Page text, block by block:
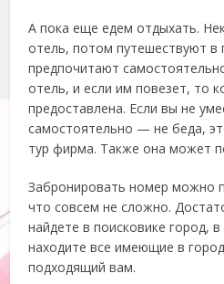
А пока еще едем отдыхать.
отель, потом путешествуют в
предпочитают
отель, и если им повезет, то
предоставлена. Если вы не
самостоятельно — не беда,
тур фирма. Также она может
Забронировать номер можно
что совсем не сложно.
найдете в поисковике город,
находите все имеющие в
подходящий вам.